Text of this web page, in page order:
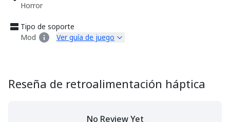
Horror
Tipo de soporte
Mod
Ver guía de juego
Reseña de retroalimentación háptica
No Review Yet